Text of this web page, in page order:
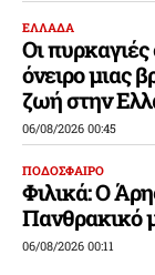
ΕΛΛΑΔΑ
Οι πυρκαγιές
όνειρο μιας
ζωή στην
06/08/2026 00:45
ΠΟΔΟΣΦΑΙΡΟ
Φιλικά: Ο
Πανθρακικό
06/08/2026 00:11